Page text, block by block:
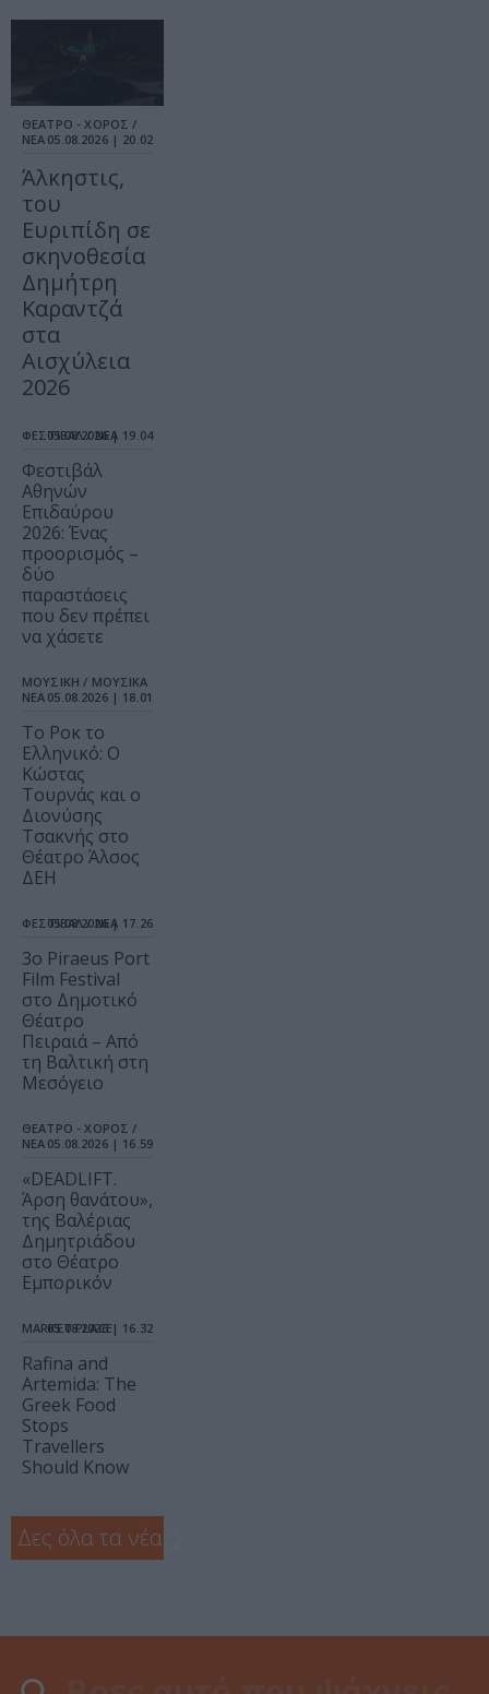
ΘΕΑΤΡΟ - ΧΟΡΟΣ /
ΝΕΑ 05.08.2026 | 20.02
Άλκηστις,
του
Ευριπίδη σε
σκηνοθεσία
Δημήτρη
Καραντζά
στα
Αισχύλεια
2026
ΦΕΣΤΙΒΑΛ / ΝΕΑ
05.08.2026 | 19.04
Φεστιβάλ
Αθηνών
Επιδαύρου
2026: Ένας
προορισμός –
δύο
παραστάσεις
που δεν πρέπει
να χάσετε
ΜΟΥΣΙΚΗ / ΜΟΥΣΙΚΑ
ΝΕΑ 05.08.2026 | 18.01
Το Ροκ το
Ελληνικό: Ο
Κώστας
Τουρνάς και ο
Διονύσης
Τσακνής στο
Θέατρο Άλσος
ΔΕΗ
ΦΕΣΤΙΒΑΛ / ΝΕΑ
05.08.2026 | 17.26
3o Piraeus Port
Film Festival
στο Δημοτικό
Θέατρο
Πειραιά – Από
τη Βαλτική στη
Μεσόγειο
ΘΕΑΤΡΟ - ΧΟΡΟΣ /
ΝΕΑ 05.08.2026 | 16.59
«DEADLIFT.
Άρση θανάτου»,
της Βαλέριας
Δημητριάδου
στο Θέατρο
Εμπορικόν
MARKET PLACE
05.08.2026 | 16.32
Rafina and
Artemida: The
Greek Food
Stops
Travellers
Should Know
Δες όλα τα νέα